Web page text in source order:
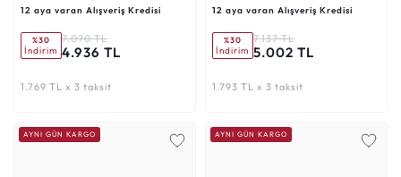
12 aya varan Alışveriş Kredisi
%30
İndirim
7.070 TL
4.936 TL
1.769 TL x 3 taksit
12 aya varan Alışveriş Kredisi
%30
İndirim
7.137 TL
5.002 TL
1.793 TL x 3 taksit
AYNI GÜN KARGO AYNI GÜN KARGO